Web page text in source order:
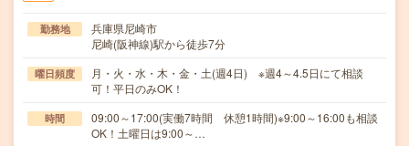
勤務地
兵庫県尼崎市
尼崎(阪神線)駅から徒歩7分
曜日頻度
月・火・水・木・金・土(週4日) ※週4～4.5日にて相談
可！平日のみOK！
時間
09:00～17:00(実働7時間 休憩1時間)※9:00～16:00も相談
OK！土曜日は9:00～…